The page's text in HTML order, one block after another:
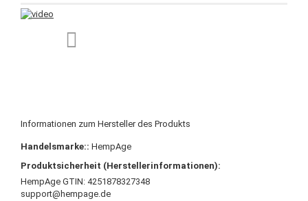
Informationen zum Hersteller des Produkts
Handelsmarke:: HempAge
Produktsicherheit (Herstellerinformationen):
HempAge GTIN: 4251878327348
support@hempage.de